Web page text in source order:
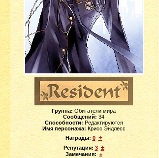
Группа: Обитатели мира
Сообщений: 34
Способности: Редактируются
Имя персонажа: Крисс Эндлесс
Награды: 0 +
Репутация: 3 ±
Замечания: ±